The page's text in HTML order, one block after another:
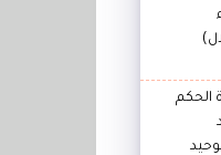
الحكم